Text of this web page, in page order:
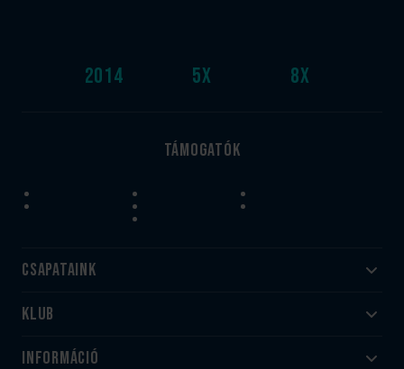
2014 5x 8x
Támogatók
Csapataink
Felnőtt
Utánpótlás
Klub
#HandballFamily
Információ